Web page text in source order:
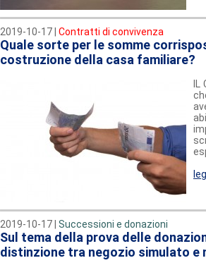
2019-10-17 | Contratti di convivenza
Quale sorte per le somme
costruzione della casa familiare?
2019-10-17 | Successioni e donazioni
Sul tema della prova delle
distinzione tra negozio simulato e